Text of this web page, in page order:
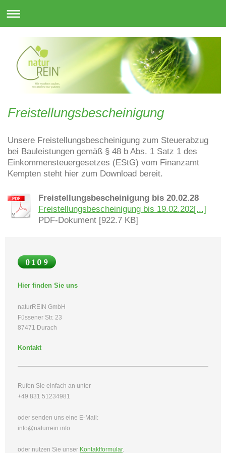
Freistellungsbescheinigung
Unsere Freistellungsbescheinigung zum Steuerabzug
bei Bauleistungen gemäß § 48 b Abs. 1 Satz 1 des
Einkommensteuergesetzes (EStG) vom Finanzamt
Kempten steht hier zum Download bereit.
Freistellungsbescheinigung bis 20.02.28
Freistellungsbescheinigung bis 19.02.202[...]
PDF-Dokument [922.7 KB]
Hier finden Sie uns
naturREIN GmbH
Füssener Str. 23
87471 Durach
Kontakt
Rufen Sie einfach an unter
+49 831 51234981
oder senden uns eine E-Mail:
info@naturrein.info
oder nutzen Sie unser Kontaktformular.